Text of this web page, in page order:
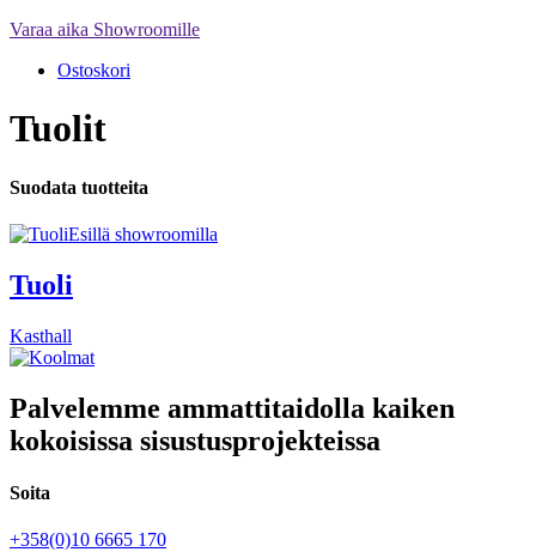
Varaa aika Showroomille
Ostoskori
Tuolit
Suodata tuotteita
Esillä showroomilla
Tuoli
Kasthall
Palvelemme ammattitaidolla kaiken
kokoisissa sisustusprojekteissa
Soita
+358(0)10 6665 170